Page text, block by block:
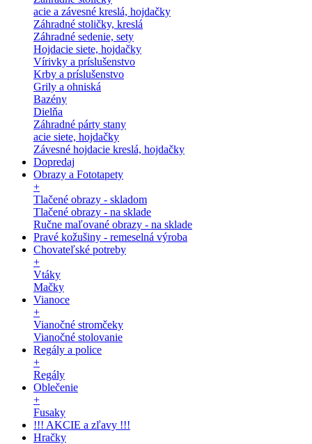
acie a závesné kreslá, hojdačky
Záhradné stoličky, kreslá
Záhradné sedenie, sety
Hojdacie siete, hojdačky
Vírivky a príslušenstvo
Krby a príslušenstvo
Grily a ohniská
Bazény
Dielňa
Záhradné párty stany
acie siete, hojdačky
Závesné hojdacie kreslá, hojdačky
Dopredaj
Obrazy a Fototapety
+
Tlačené obrazy - skladom
Tlačené obrazy - na sklade
Ručne maľované obrazy - na sklade
Pravé kožušiny - remeselná výroba
Chovateľské potreby
+
Vtáky
Mačky
Vianoce
+
Vianočné stromčeky
Vianočné stolovanie
Regály a police
+
Regály
Oblečenie
+
Fusaky
!!! AKCIE a zľavy !!!
Hračky